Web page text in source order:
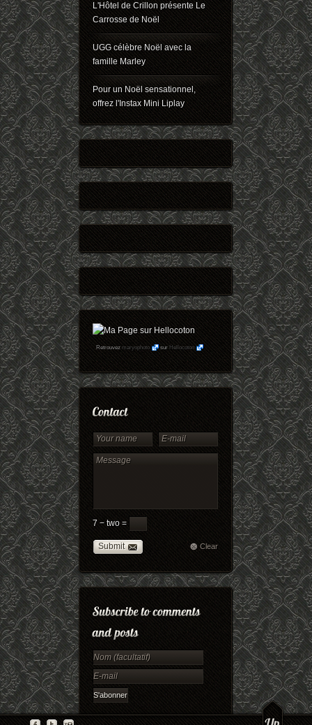
L'Hôtel de Crillon présente Le
Carrosse de Noël
UGG célèbre Noël avec la
famille Marley
Pour un Noël sensationnel,
offrez l'Instax Mini Liplay
Retrouvezmaryophoto surHellocoton
7 − two =
Submit Clear